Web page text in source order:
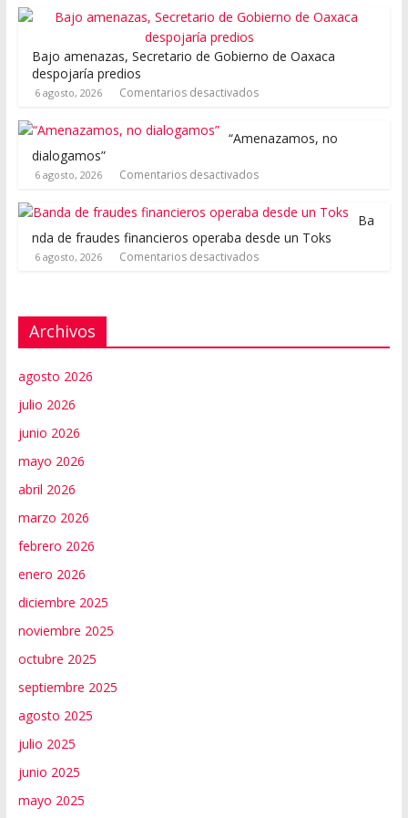
Bajo amenazas, Secretario de Gobierno de Oaxaca
despojaría predios
6 agosto, 2026 Comentarios desactivados
“Amenazamos, no
dialogamos”
6 agosto, 2026 Comentarios desactivados
Ba
nda de fraudes financieros operaba desde un Toks
6 agosto, 2026 Comentarios desactivados
Archivos
agosto 2026
julio 2026
junio 2026
mayo 2026
abril 2026
marzo 2026
febrero 2026
enero 2026
diciembre 2025
noviembre 2025
octubre 2025
septiembre 2025
agosto 2025
julio 2025
junio 2025
mayo 2025